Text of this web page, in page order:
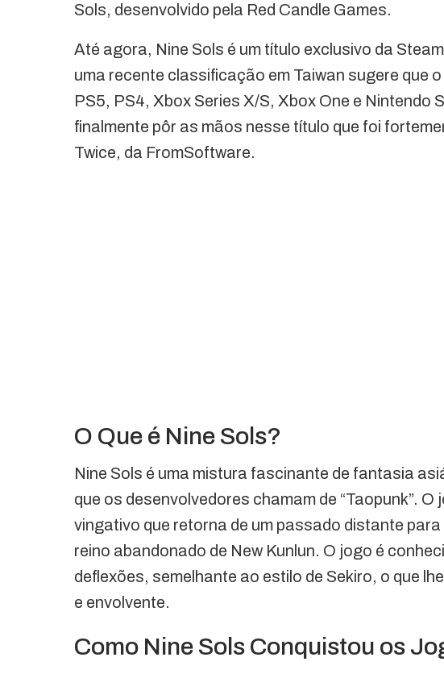
Sols, desenvolvido pela Red Candle Games.
Até agora, Nine Sols é um título exclusivo da
uma recente classificação em Taiwan sugere que
PS5, PS4, Xbox Series X/S, Xbox One e Nintendo
finalmente pôr as mãos nesse título que foi
Twice, da FromSoftware.
O Que é Nine Sols?
Nine Sols é uma mistura fascinante de fantasia
que os desenvolvedores chamam de “Taopunk”.
vingativo que retorna de um passado distante
reino abandonado de New Kunlun. O jogo é
deflexões, semelhante ao estilo de Sekiro, o que
e envolvente.
Como Nine Sols Conquistou os